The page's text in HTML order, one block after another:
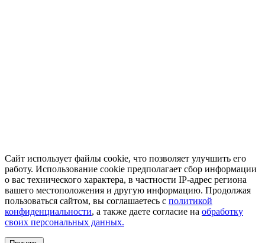
Сайт использует файлы cookie, что позволяет улучшить его
работу. Использование cookie предполагает сбор информации
о вас технического характера, в частности IP-адрес региона
вашего местоположения и другую информацию. Продолжая
пользоваться сайтом, вы соглашаетесь с политикой
конфиденциальности, а также даете согласие на обработку
своих персональных данных.